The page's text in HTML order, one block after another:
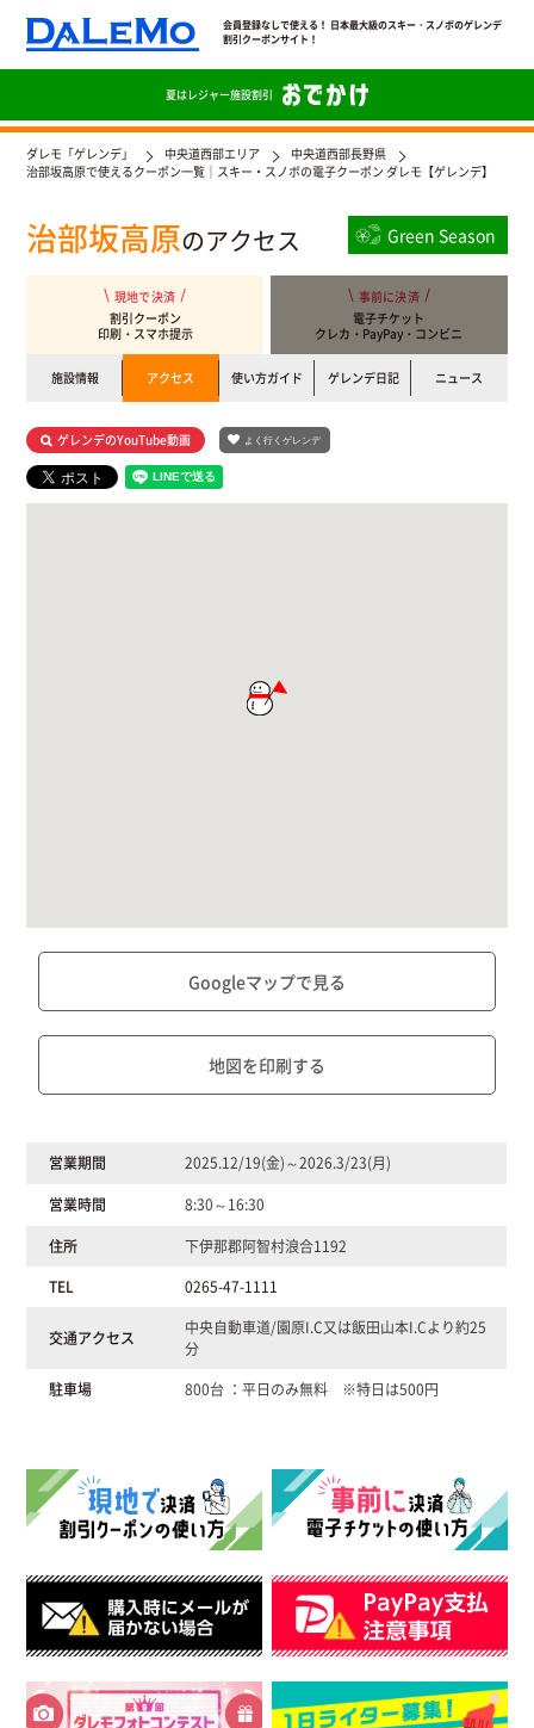
会員登録なしで使える！ 日本最大級のスキー・スノボのゲレンデ
割引クーポンサイト！
夏はレジャー施設割引
ダレモ「ゲレンデ」 中央道西部エリア
中央道西部長野県
治部坂高原で使えるクーポン一覧｜スキー・スノボの電子クーポン ダレモ【ゲレンデ】
治部坂高原のアクセス Green Season
現地で決済
割引クーポン
印刷・スマホ提示
事前に決済
電子チケット
クレカ・PayPay・コンビニ
施設情報 アクセス 使い方ガイド ゲレンデ日記 ニュース
ゲレンデのYouTube動画 よく行くゲレンデ
Googleマップで見る
地図を印刷する
営業期間
2025.12/19(金)～2026.3/23(月)
営業時間
8:30～16:30
住所
下伊那郡阿智村浪合1192
TEL
0265-47-1111
交通アクセス
中央自動車道/園原I.C又は飯田山本I.Cより約25
分
駐車場
800台 ：平日のみ無料 ※特日は500円